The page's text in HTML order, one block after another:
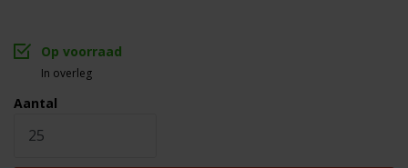
Op voorraad
In overleg
Aantal